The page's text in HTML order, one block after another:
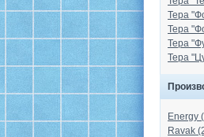
Тера
Тера
Тера
Тера
Energy
Ravak